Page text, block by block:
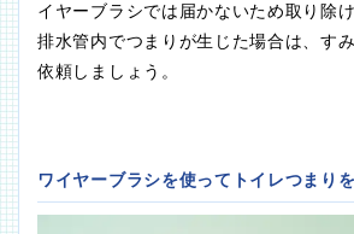
イヤーブラシでは届かないため取り除け
排水管内でつまりが生じた場合は、す
依頼しましょう。
ワイヤーブラシを使ってトイレつまり